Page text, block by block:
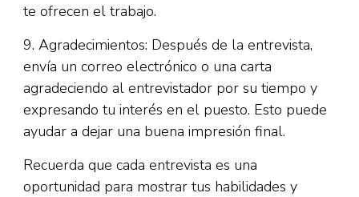
te ofrecen el trabajo.
9. Agradecimientos: Después de la entrevista,
envía un correo electrónico o una carta
agradeciendo al entrevistador por su tiempo y
expresando tu interés en el puesto. Esto puede
ayudar a dejar una buena impresión final.
Recuerda que cada entrevista es una
oportunidad para mostrar tus habilidades y